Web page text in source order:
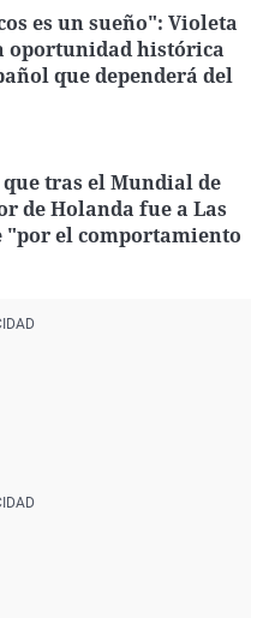
es un sueño": Violeta
oportunidad histórica
que dependerá del
que tras el Mundial de
de Holanda fue a Las
"por el comportamiento